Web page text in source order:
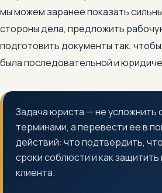
мы можем заранее показать
стороны дела, предложить
подготовить документы так,
была последовательной и
Задача юриста — не усложнить
терминами, а перевести ее в
действий: что подтвердить,
сроки соблюсти и как
клиента.